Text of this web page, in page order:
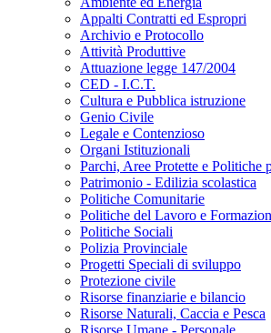
Appalti Contratti ed Espropri
Archivio e Protocollo
Attività Produttive
Attuazione legge 147/2004
CED - I.C.T.
Cultura e Pubblica istruzione
Genio Civile
Legale e Contenzioso
Organi Istituzionali
Parchi, Aree Protette e Politiche
Patrimonio - Edilizia scolastica
Politiche Comunitarie
Politiche del Lavoro e
Politiche Sociali
Polizia Provinciale
Progetti Speciali di sviluppo
Protezione civile
Risorse finanziarie e bilancio
Risorse Naturali, Caccia e Pesca
Risorse Umane - Personale